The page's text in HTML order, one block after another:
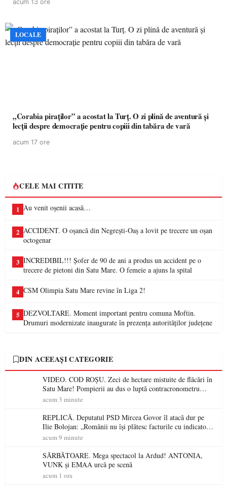
acum 13 ore
LOCALE
„Corabia piraților” a acostat la Turț. O zi plină de aventură și
lecții despre democrație pentru copiii din tabăra de vară
acum 17 ore
CELE MAI CITITE
1 Au venit oșenii acasă…
2 ACCIDENT. O oșancă din Negrești-Oaș a lovit pe trecere un oșan
octogenar
3 INCREDIBIL!!! Șofer de 90 de ani a produs un accident pe o
trecere de pietoni din Satu Mare. O femeie a ajuns la spital
4 CSM Olimpia Satu Mare revine în Liga 2!
5 DEZVOLTARE. Moment important pentru comuna Moftin.
Drumuri modernizate inaugurate în prezența autorităților județene
DIN ACEEAȘI CATEGORIE
VIDEO. COD ROȘU. Zeci de hectare mistuite de flăcări în
Satu Mare! Pompierii au dus o luptă contracronometru
pentru a salva o pădure de la dezastru
acum 3 minute
REPLICĂ. Deputatul PSD Mircea Govor îl atacă dur pe
Ilie Bolojan: „Românii nu își plătesc facturile cu indicatori
economici”
acum 9 minute
SĂRBĂTOARE. Mega spectacol la Ardud! ANTONIA,
VUNK și EMAA urcă pe scenă
acum 1 ora